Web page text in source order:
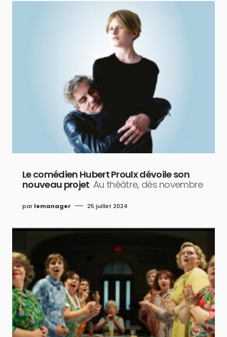
Le comédien Hubert Proulx dévoile son
nouveau projet Au théâtre, dès novembre
par lemanager 25 juillet 2024